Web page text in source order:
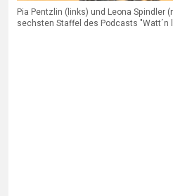
Pia Pentzlin (links) und Leona Spindler
sechsten Staffel des Podcasts "Watt´n